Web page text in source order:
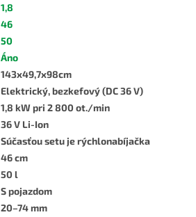
1,8
46
50
Áno
143x49,7x98cm
Elektrický, bezkefový (DC 36 V)
1,8 kW pri 2 800 ot./min
36 V Li-Ion
Súčasťou setu je rýchlonabíjačka
46 cm
50 l
S pojazdom
20–74 mm